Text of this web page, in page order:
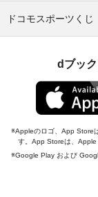
ドコモスポーツくじ
dブッ
Appleのロゴ、App Store
す。App Storeは、Apple
Google Play および